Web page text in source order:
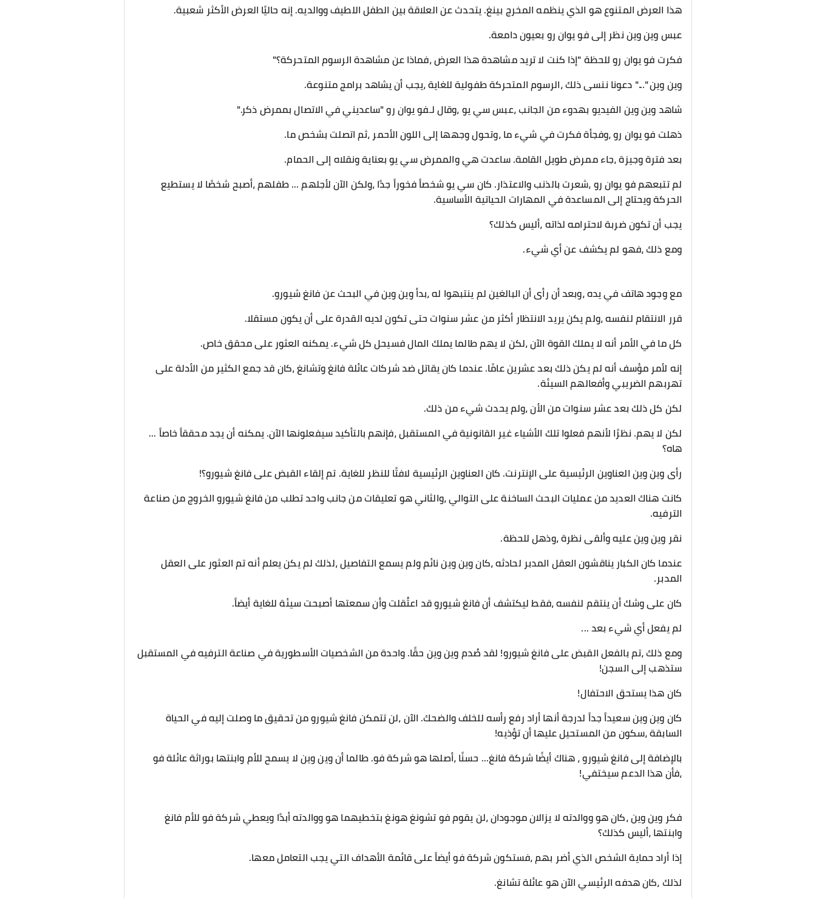
هذا العرض المتنوع هو الذي ينظمه المخرج بينغ. يتحدث عن العلاقة بين الطفل اللطيف ووالديه. إنه حاليًا العرض الأكثر شعبية.
عبس وين وين نظر إلى فو يوان رو بعيون دامعة.
فكرت فو يوان رو للحظة "إذا كنت لا تريد مشاهدة هذا العرض ،فماذا عن مشاهدة الرسوم المتحركة؟"
وين وين "..." دعونا ننسى ذلك ،الرسوم المتحركة طفولية للغاية ،يجب أن يشاهد برامج متنوعة.
شاهد وين وين الفيديو بهدوء من الجانب ،عبس سي يو ،وقال لـفو يوان رو "ساعديني في الاتصال بممرض ذكر."
ذهلت فو يوان رو ،وفجأة فكرت في شيء ما ،وتحول وجهها إلى اللون الأحمر ،ثم اتصلت بشخص ما.
بعد فترة وجيزة ،جاء ممرض طويل القامة. ساعدت هي والممرض سي يو بعناية ونقلاه إلى الحمام.
لم تتبعهم فو يوان رو ،شعرت بالذنب والاعتذار. كان سي يو شخصاً فخوراً جدًا ،ولكن الآن لأجلهم ... طفلهم ،أصبح شخصًا لا يستطيع
الحركة ويحتاج إلى المساعدة في المهارات الحياتية الأساسية.
يجب أن تكون ضربة لاحترامه لذاته ،أليس كذلك؟
ومع ذلك ،فهو لم يكشف عن أي شيء.
مع وجود هاتف في يده ،وبعد أن رأى أن البالغين لم ينتبهوا له ،بدأ وين وين في البحث عن فانغ شيورو.
قرر الانتقام لنفسه ،ولم يكن يريد الانتظار أكثر من عشر سنوات حتى تكون لديه القدرة على أن يكون مستقلا.
كل ما في الأمر أنه لا يملك القوة الآن ،لكن لا يهم طالما يملك المال فسيحل كل شيء. يمكنه العثور على محقق خاص.
إنه لأمر مؤسف أنه لم يكن ذلك بعد عشرين عامًا. عندما كان يقاتل ضد شركات عائلة فانغ وتشانغ ،كان قد جمع الكثير من الأدلة على
تهربهم الضريبي وأفعالهم السيئة.
لكن كل ذلك بعد عشر سنوات من الأن ،ولم يحدث شيء من ذلك.
لكن لا يهم. نظرًا لأنهم فعلوا تلك الأشياء غير القانونية في المستقبل ،فإنهم بالتأكيد سيفعلونها الآن. يمكنه أن يجد محققاً خاصاً ...
هاه؟
رأى وين وين العناوين الرئيسية على الإنترنت. كان العناوين الرئيسية لافتًا للنظر للغاية. تم إلقاء القبض على فانغ شيورو؟!
كانت هناك العديد من عمليات البحث الساخنة على التوالي ،والثاني هو تعليقات من جانب واحد تطلب من فانغ شيورو الخروج من صناعة
الترفيه.
نقر وين وين عليه وألقى نظرة ،وذهل للحظة.
عندما كان الكبار يناقشون العقل المدبر لحادثه ،كان وين وين نائم ولم يسمع التفاصيل ،لذلك لم يكن يعلم أنه تم العثور على العقل
المدبر.
كان على وشك أن ينتقم لنفسه ،فقط ليكتشف أن فانغ شيورو قد اعتُقلت وأن سمعتها أصبحت سيئة للغاية أيضاً.
لم يفعل أي شيء بعد ...
ومع ذلك ،تم بالفعل القبض على فانغ شيورو! لقد صُدم وين وين حقًا. واحدة من الشخصيات الأسطورية في صناعة الترفيه في المستقبل
ستذهب إلى السجن!
كان هذا يستحق الاحتفال!
كان وين وين سعيداً جداً لدرجة أنها أراد رفع رأسه للخلف والضحك. الآن ،لن تتمكن فانغ شيورو من تحقيق ما وصلت إليه في الحياة
السابقة ،سكون من المستحيل عليها أن تؤذيه!
بالإضافة إلى فانغ شيورو ، هناك أيضًا شركة فانغ... حسنًا ،أصلها هو شركة فو. طالما أن وين وين لا يسمح للأم وابنتها بوراثة عائلة فو
،فأن هذا الدعم سيختفي!
فكر وين وين ،كان هو ووالدته لا يزالان موجودان ،لن يقوم فو تشونغ هونغ بتخطيهما هو ووالدته أبدًا ويعطي شركة فو للأم فانغ
وابنتها ،أليس كذلك؟
إذا أراد حماية الشخص الذي أضر بهم ،فستكون شركة فو أيضاً على قائمة الأهداف التي يجب التعامل معها.
لذلك ،كان هدفه الرئيسي الآن هو عائلة تشانغ.